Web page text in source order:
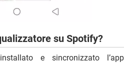
su Spotify?
e sincronizzato l’app